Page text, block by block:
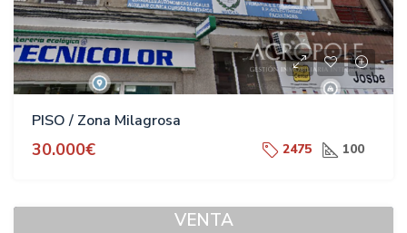
PISO / Zona Milagrosa
30.000€ 2475 100
VENTA